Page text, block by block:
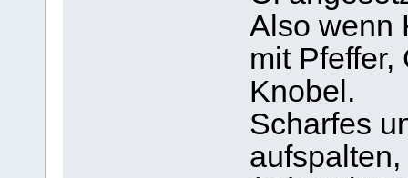
Also wenn
mit
Knobel.
Scharfes